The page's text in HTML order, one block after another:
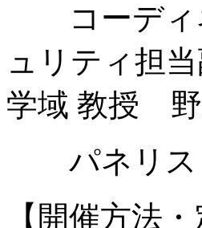
コーディ
ュリティ担
学域 教授 野
パネリス
【開催方法